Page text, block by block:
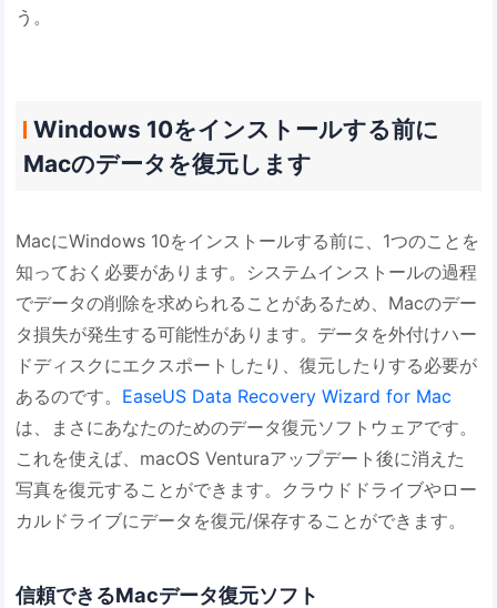
う。
Windows 10をインストールする前に
Macのデータを復元します
MacにWindows 10をインストールする前に、1つのことを
知っておく必要があります。システムインストールの過程
でデータの削除を求められることがあるため、Macのデー
タ損失が発生する可能性があります。データを外付けハー
ドディスクにエクスポートしたり、復元したりする必要が
あるのです。 EaseUS Data Recovery Wizard for Mac
は、まさにあなたのためのデータ復元ソフトウェアです。
これを使えば、macOS Venturaアップデート後に消えた
写真を復元することができます。クラウドドライブやロー
カルドライブにデータを復元/保存することができます。
信頼できるMacデータ復元ソフト